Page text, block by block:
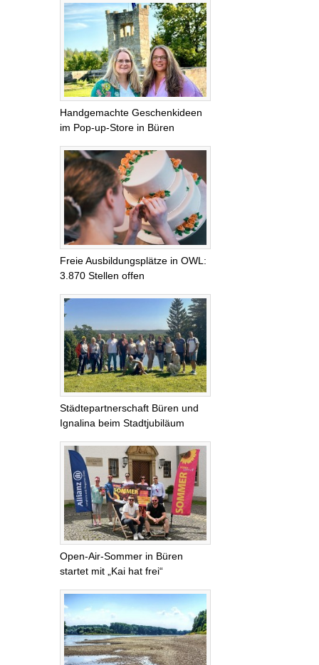
Handgemachte Geschenkideen
im Pop-up-Store in Büren
Freie Ausbildungsplätze in OWL:
3.870 Stellen offen
Städtepartnerschaft Büren und
Ignalina beim Stadtjubiläum
Open-Air-Sommer in Büren
startet mit „Kai hat frei“